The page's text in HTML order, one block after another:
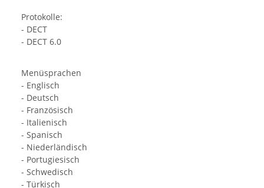
Protokolle:
- DECT
- DECT 6.0
Menüsprachen
- Englisch
- Deutsch
- Französisch
- Italienisch
- Spanisch
- Niederländisch
- Portugiesisch
- Schwedisch
- Türkisch